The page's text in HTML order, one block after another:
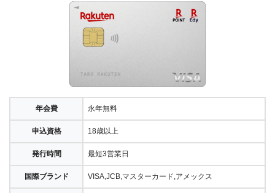
年会費 永年無料
申込資格 18歳以上
発行時間 最短3営業日
国際ブランド VISA,JCB,マスターカード,アメックス